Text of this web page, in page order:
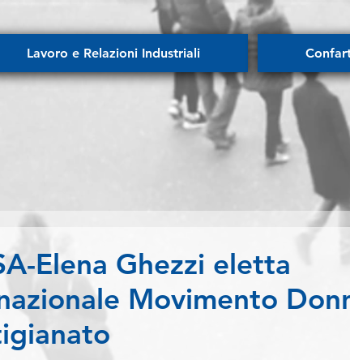
Lavoro e Relazioni Industriali
Elena Ghezzi eletta
Movimento